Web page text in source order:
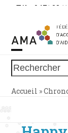
SkipTél. : 0471 38
Rechercher
Open
mobile
menu
Close
mobile
menu
Accueil »